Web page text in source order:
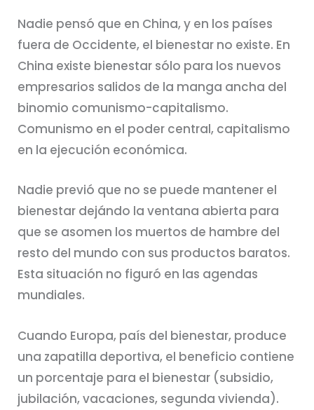
Nadie pensó que en China, y en los países
fuera de Occidente, el bienestar no existe. En
China existe bienestar sólo para los nuevos
empresarios salidos de la manga ancha del
binomio comunismo-capitalismo.
Comunismo en el poder central, capitalismo
en la ejecución económica.
Nadie previó que no se puede mantener el
bienestar dejándo la ventana abierta para
que se asomen los muertos de hambre del
resto del mundo con sus productos baratos.
Esta situación no figuró en las agendas
mundiales.
Cuando Europa, país del bienestar, produce
una zapatilla deportiva, el beneficio contiene
un porcentaje para el bienestar (subsidio,
jubilación, vacaciones, segunda vivienda).